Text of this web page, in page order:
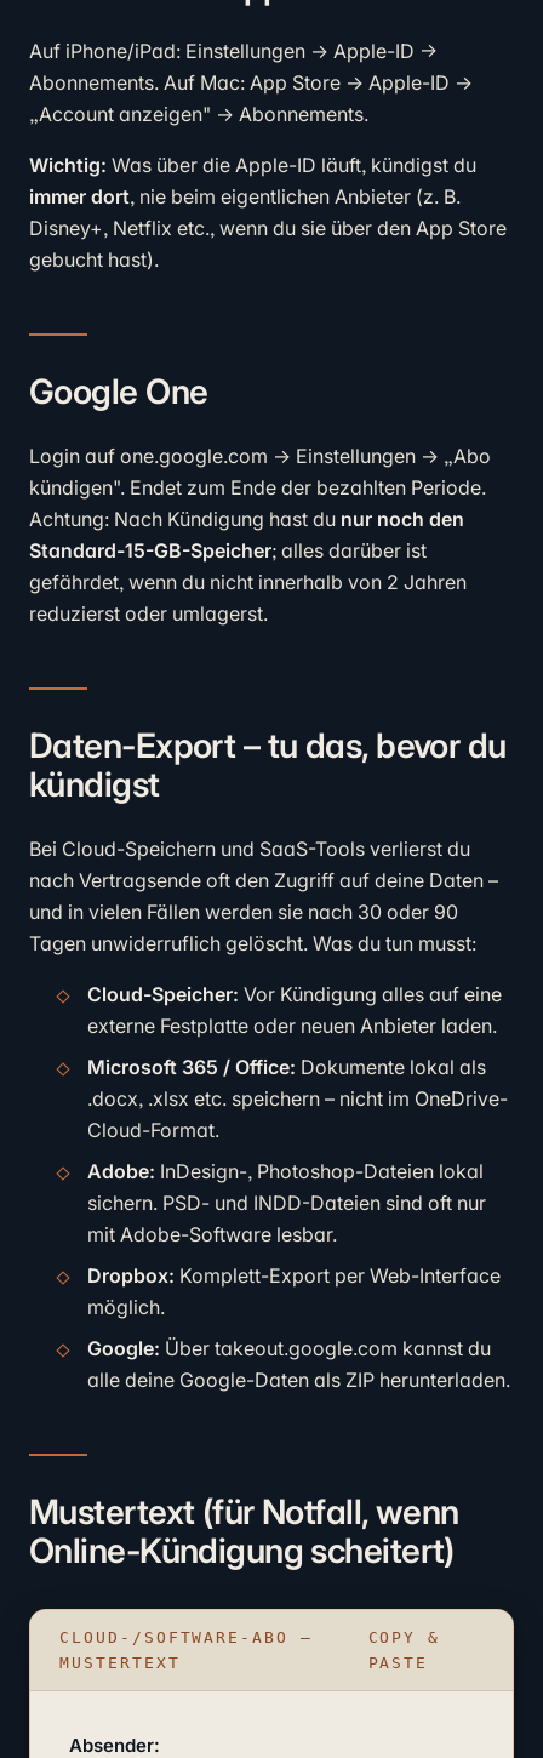
Auf iPhone/iPad: Einstellungen → Apple-ID →
Abonnements. Auf Mac: App Store → Apple-ID →
„Account anzeigen" → Abonnements.
Wichtig: Was über die Apple-ID läuft, kündigst du
immer dort, nie beim eigentlichen Anbieter (z. B.
Disney+, Netflix etc., wenn du sie über den App Store
gebucht hast).
Google One
Login auf one.google.com → Einstellungen → „Abo
kündigen". Endet zum Ende der bezahlten Periode.
Achtung: Nach Kündigung hast du nur noch den
Standard-15-GB-Speicher; alles darüber ist
gefährdet, wenn du nicht innerhalb von 2 Jahren
reduzierst oder umlagerst.
Daten-Export – tu das, bevor du
kündigst
Bei Cloud-Speichern und SaaS-Tools verlierst du
nach Vertragsende oft den Zugriff auf deine Daten –
und in vielen Fällen werden sie nach 30 oder 90
Tagen unwiderruflich gelöscht. Was du tun musst:
Cloud-Speicher: Vor Kündigung alles auf eine
externe Festplatte oder neuen Anbieter laden.
Microsoft 365 / Office: Dokumente lokal als
.docx, .xlsx etc. speichern – nicht im OneDrive-
Cloud-Format.
Adobe: InDesign-, Photoshop-Dateien lokal
sichern. PSD- und INDD-Dateien sind oft nur
mit Adobe-Software lesbar.
Dropbox: Komplett-Export per Web-Interface
möglich.
Google: Über takeout.google.com kannst du
alle deine Google-Daten als ZIP herunterladen.
Mustertext (für Notfall, wenn
Online-Kündigung scheitert)
CLOUD-/SOFTWARE-ABO –
MUSTERTEXT
COPY &
PASTE
Absender: